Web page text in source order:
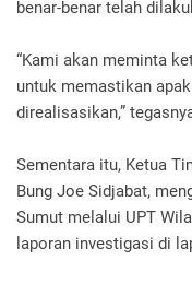
benar-benar telah
“Kami akan meminta
untuk memastikan
direalisasikan,”
Sementara itu, Ketua
Bung Joe Sidjabat,
Sumut melalui UPT
laporan investigasi di